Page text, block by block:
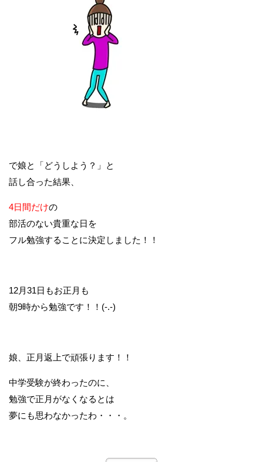
で娘と「どうしよう？」と
話し合った結果、
4日間だけの
部活のない貴重な日を
フル勉強することに決定しました！！
12月31日もお正月も
朝9時から勉強です！！(-.-)
娘、正月返上で頑張ります！！
中学受験が終わったのに、
勉強で正月がなくなるとは
夢にも思わなかったわ・・・。